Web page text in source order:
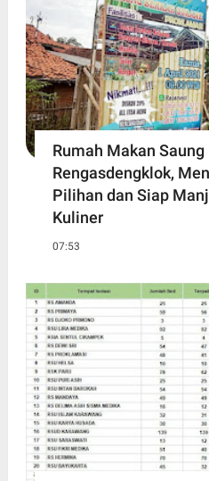
Rumah Makan
Rengasdengklok,
Pilihan dan Siap
Kuliner
07:53